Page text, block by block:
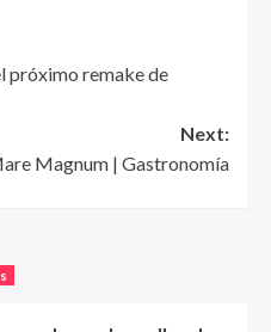
próximo remake de
Next:
Magnum | Gastronomía